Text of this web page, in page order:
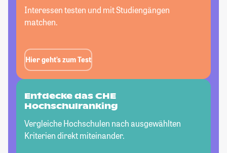
Interessen testen und mit Studiengängen
matchen.
Hier geht’s zum Test
Entdecke das CHE
Hochschulranking
Vergleiche Hochschulen nach ausgewählten
Kriterien direkt miteinander.